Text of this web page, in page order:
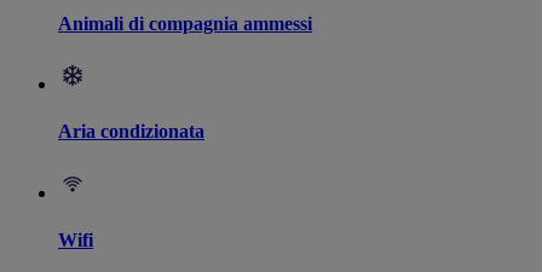
Animali di compagnia ammessi
Aria condizionata
Wifi